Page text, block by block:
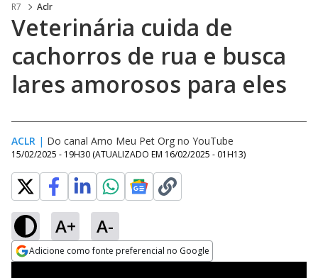
R7 Aclr
Veterinária cuida de
cachorros de rua e busca
lares amorosos para eles
ACLR | Do canal Amo Meu Pet Org no YouTube
15/02/2025 - 19H30 (ATUALIZADO EM 16/02/2025 - 01H13)
A+ A-
Adicione como fonte preferencial no Google